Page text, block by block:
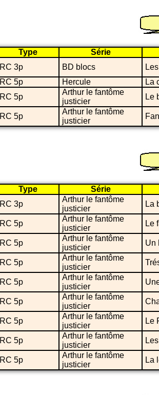
Type
Série
RC 3p BD blocs
RC 5p Hercule
La
RC 5p
Arthur le fantôme
justicier
Le
RC 5p
Arthur le fantôme
justicier
Type
Série
RC 3p
Arthur le fantôme
justicier
La
RC 5p
Arthur le fantôme
justicier
Le
RC 5p
Arthur le fantôme
justicier
Un
RC 5p
Arthur le fantôme
justicier
RC 5p
Arthur le fantôme
justicier
RC 5p
Arthur le fantôme
justicier
RC 5p
Arthur le fantôme
justicier
Le
RC 5p
Arthur le fantôme
justicier
RC 5p
Arthur le fantôme
justicier
La